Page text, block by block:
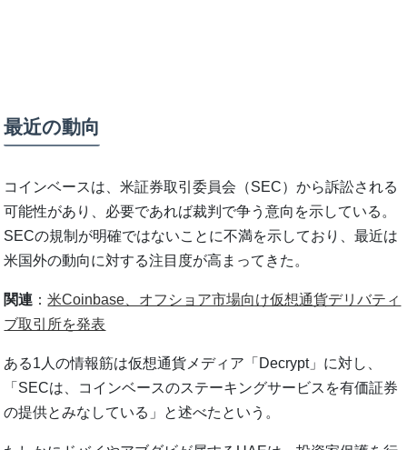
最近の動向
コインベースは、米証券取引委員会（SEC）から訴訟される
可能性があり、必要であれば裁判で争う意向を示している。
SECの規制が明確ではないことに不満を示しており、最近は
米国外の動向に対する注目度が高まってきた。
関連 ：米Coinbase、オフショア市場向け仮想通貨デリバティ
ブ取引所を発表
ある1人の情報筋は仮想通貨メディア「Decrypt」に対し、
「SECは、コインベースのステーキングサービスを有価証券
の提供とみなしている」と述べたという。